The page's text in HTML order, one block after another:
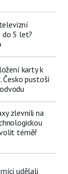
do 5 let?
karty k
Česko pustoší
zlevnili na
téměř
udělali